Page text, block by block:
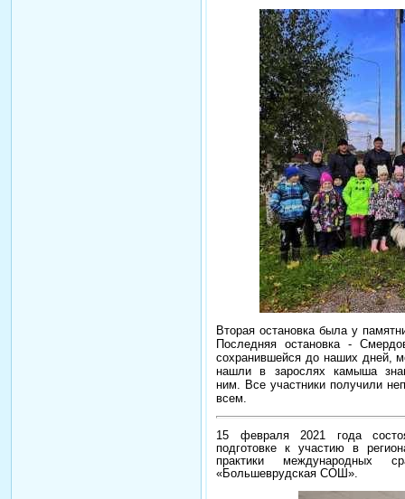
Вторая остановка была у
Последняя остановка -
сохранившейся до наших дней,
нашли в зарослях камыша
ним. Все участники получили
всем.
15 февраля 2021 года
подготовке к участию в
практики международных
«Большеврудская СОШ».